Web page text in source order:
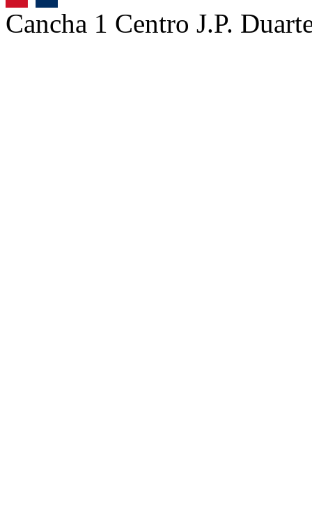
Cancha 1 Centro J.P.